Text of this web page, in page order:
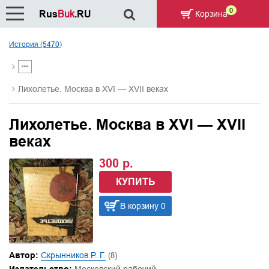
История (5470)
Лихолетье. Москва в XVI — XVII веках
Лихолетье. Москва в XVI — XVII
веках
300 р.
КУПИТЬ
В корзину 0
Автор: Скрынников Р. Г. (8)
RusBuk.RU Корзина 0